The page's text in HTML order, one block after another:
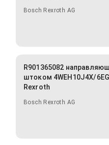
Bosch Rexroth AG
R901365082
штоком 4WEH10J4X/
Rexroth
Bosch Rexroth AG